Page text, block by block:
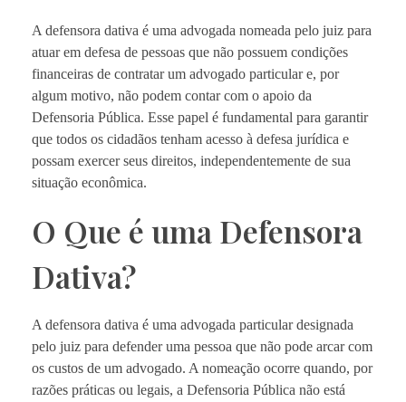
A defensora dativa é uma advogada nomeada pelo juiz para
atuar em defesa de pessoas que não possuem condições
financeiras de contratar um advogado particular e, por
algum motivo, não podem contar com o apoio da
Defensoria Pública. Esse papel é fundamental para garantir
que todos os cidadãos tenham acesso à defesa jurídica e
possam exercer seus direitos, independentemente de sua
situação econômica.
O Que é uma Defensora
Dativa?
A defensora dativa é uma advogada particular designada
pelo juiz para defender uma pessoa que não pode arcar com
os custos de um advogado. A nomeação ocorre quando, por
razões práticas ou legais, a Defensoria Pública não está